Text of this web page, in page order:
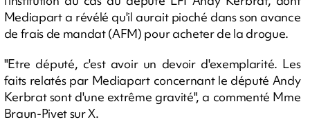
Mediapart a révélé qu'il aurait pioché dans son avance
de frais de mandat (AFM) pour acheter de la drogue.
"Etre député, c'est avoir un devoir d'exemplarité. Les
faits relatés par Mediapart concernant le député Andy
Kerbrat sont d'une extrême gravité", a commenté Mme
Braun-Pivet sur X.